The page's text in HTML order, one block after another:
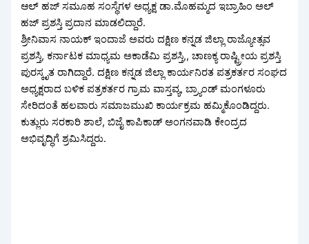
ಆಲ್ ಹಜ್ ಸಮೂಹ ಸಂಸ್ಥೆಗಳ ಅಧ್ಯಕ್ಷ ಡಾ.ಮೊಹಮ್ಮದ ಇಬ್ರಾಹಿಂ ಅಲ್
ಹಜ್ ಪ್ರಶಸ್ತಿ ಪ್ರದಾನ ಮಾಡಲಿದ್ದಾರೆ.
ಶ್ರೀನಿವಾಸ ನಾಯಕ್ ಇಂದಾಜೆ ಅವರು ದಕ್ಷಿಣ ಕನ್ನಡ ಜಿಲ್ಲಾ ರಾಜ್ಯೋತ್ಸವ
ಪ್ರಶಸ್ತಿ, ಕರ್ನಾಟಕ ಮಾಧ್ಯಮ ಅಕಾಡೆಮಿ ಪ್ರಶಸ್ತಿ,, ಚಾಣಕ್ಯ ರಾಷ್ಟ್ರೀಯ ಪ್ರಶಸ್ತಿ
ಪುರಸ್ಕೃತ ರಾಗಿದ್ದಾರೆ. ದಕ್ಷಿಣ ಕನ್ನಡ ಜಿಲ್ಲಾ ಕಾರ್ಯನಿರತ ಪತ್ರಕರ್ತರ ಸಂಘದ
ಅಧ್ಯಕ್ಷರಾದ ಬಳಿಕ ಪತ್ರಕರ್ತರ ಗ್ರಾಮ ವಾಸ್ತವ್ಯ, ಬ್ರ್ಯಾಂಡ್ ಮಂಗಳೂರು
ಸೇರಿದಂತೆ ಹಲವಾರು ಸಮಾಜಮುಖಿ ಕಾರ್ಯಕ್ರಮ ಹಮ್ಮಿಕೊಂಡಿದ್ದರು.
ಕುತ್ಲುರು ಸರಕಾರಿ ಶಾಲೆ, ಬಿಜೈ ಕಾಪಿಕಾಡ್ ಅಂಗನವಾಡಿ ಕೇಂದ್ರದ
ಅಭಿವೃದ್ಧಿಗೆ ಶ್ರಮಿಸಿದ್ದರು.